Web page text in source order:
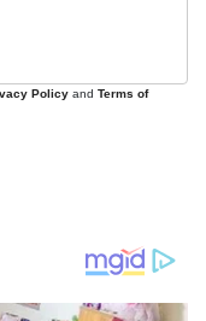
Policy and Terms of